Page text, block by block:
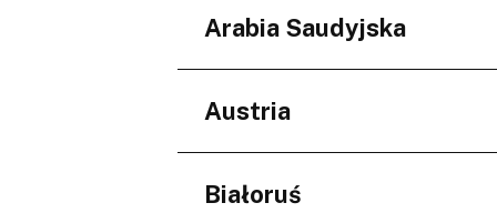
Arabia Saudyjska
Regiony
Prowincja Asir
Makkah Province
Austria
Regiony
Białoruś